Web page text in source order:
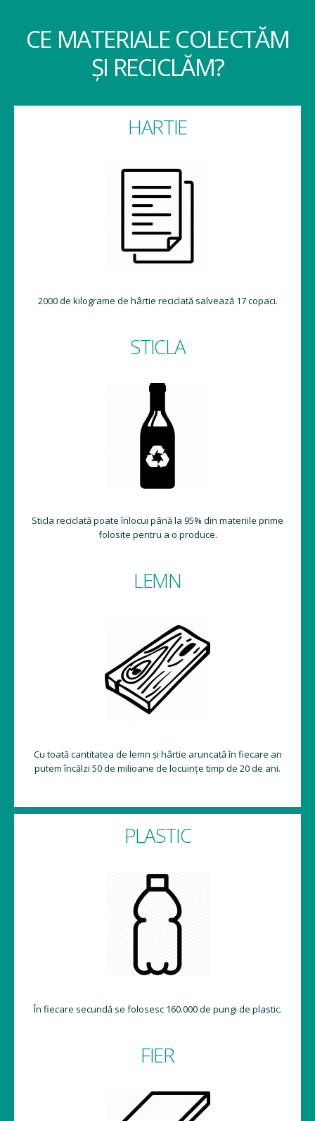
CE MATERIALE COLECTĂM
ȘI RECICLĂM?
HARTIE
2000 de kilograme de hârtie reciclată salvează 17 copaci.
STICLA
Sticla reciclată poate înlocui până la 95% din materiile prime
folosite pentru a o produce.
LEMN
Cu toată cantitatea de lemn și hârtie aruncată în fiecare an
putem încălzi 50 de milioane de locuințe timp de 20 de ani.
PLASTIC
În fiecare secundă se folosesc 160.000 de pungi de plastic.
FIER